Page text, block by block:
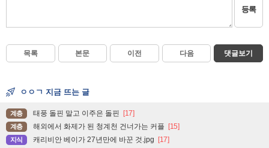
등록
목록 본문 이전 다음 댓글보기
ㅇㅇㄱ 지금 뜨는 글
계층 태풍 돌핀 말고 이주은 돌핀 [17]
계층 해외에서 화제가 된 청계천 건너가는 커플 [15]
지식 캐리비안 베이가 27년만에 바꾼 것.jpg [17]